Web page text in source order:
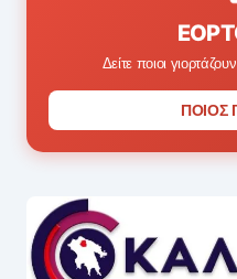
Δείτε ποιοι
ΠΟΙΟΣ